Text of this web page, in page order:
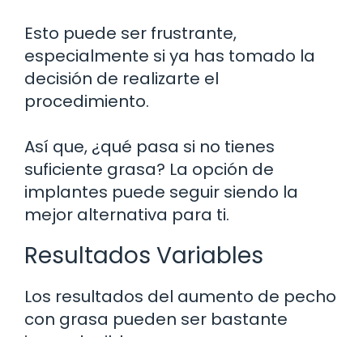
Esto puede ser frustrante,
especialmente si ya has tomado la
decisión de realizarte el
procedimiento.
Así que, ¿qué pasa si no tienes
suficiente grasa? La opción de
implantes puede seguir siendo la
mejor alternativa para ti.
Resultados Variables
Los resultados del aumento de pecho
con grasa pueden ser bastante